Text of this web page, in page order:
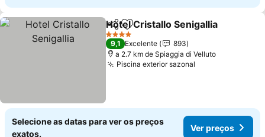
PartilharAdicionar aos favoritos
Hotel Cristallo Senigallia
4 Estrelas
9,1 Excelente
893
a 2.7 km de Spiaggia di Velluto
Piscina exterior sazonal
Selecione as datas para ver os preços
exatos.
Ver preços